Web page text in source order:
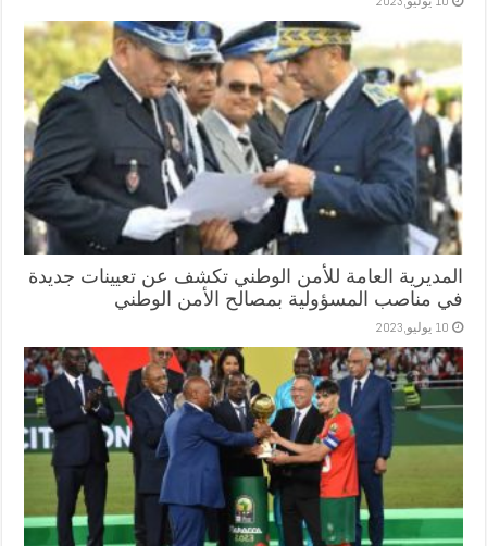
المديرية العامة للأمن الوطني تكشف عن تعيينات جديدة
في مناصب المسؤولية بمصالح الأمن الوطني
10 يوليو,2023